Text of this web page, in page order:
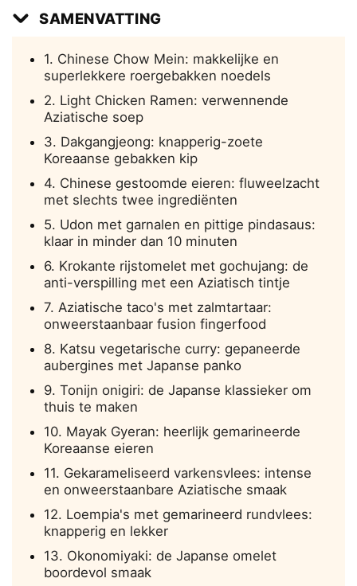
SAMENVATTING
1. Chinese Chow Mein: makkelijke en
superlekkere roergebakken noedels
2. Light Chicken Ramen: verwennende
Aziatische soep
3. Dakgangjeong: knapperig-zoete
Koreaanse gebakken kip
4. Chinese gestoomde eieren: fluweelzacht
met slechts twee ingrediënten
5. Udon met garnalen en pittige pindasaus:
klaar in minder dan 10 minuten
6. Krokante rijstomelet met gochujang: de
anti-verspilling met een Aziatisch tintje
7. Aziatische taco's met zalmtartaar:
onweerstaanbaar fusion fingerfood
8. Katsu vegetarische curry: gepaneerde
aubergines met Japanse panko
9. Tonijn onigiri: de Japanse klassieker om
thuis te maken
10. Mayak Gyeran: heerlijk gemarineerde
Koreaanse eieren
11. Gekarameliseerd varkensvlees: intense
en onweerstaanbare Aziatische smaak
12. Loempia's met gemarineerd rundvlees:
knapperig en lekker
13. Okonomiyaki: de Japanse omelet
boordevol smaak